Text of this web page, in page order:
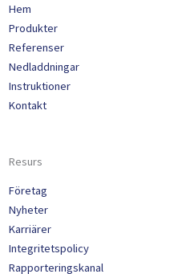
Hem
Produkter
Referenser
Nedladdningar
Instruktioner
Kontakt
Resurs
Företag
Nyheter
Karriärer
Integritetspolicy
Rapporteringskanal